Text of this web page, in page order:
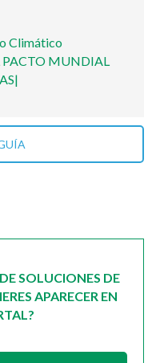
Climático
PACTO MUNDIAL
SOLUCIONES DE
APARECER EN